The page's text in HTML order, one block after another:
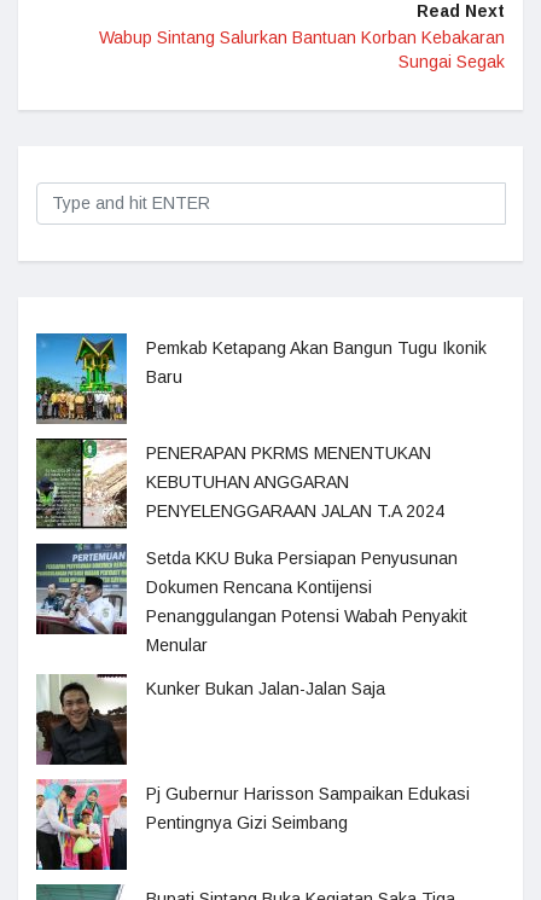
Read Next
Wabup Sintang Salurkan Bantuan Korban Kebakaran
Sungai Segak
Pemkab Ketapang Akan Bangun Tugu Ikonik
Baru
PENERAPAN PKRMS MENENTUKAN
KEBUTUHAN ANGGARAN
PENYELENGGARAAN JALAN T.A 2024
Setda KKU Buka Persiapan Penyusunan
Dokumen Rencana Kontijensi
Penanggulangan Potensi Wabah Penyakit
Menular
Kunker Bukan Jalan-Jalan Saja
Pj Gubernur Harisson Sampaikan Edukasi
Pentingnya Gizi Seimbang